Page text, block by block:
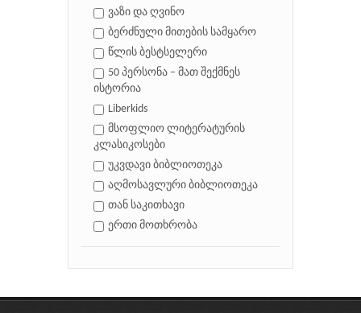
ვაზი და ღვინო
ბერძნული მითების სამყარო
წლის ბესტსელერი
50 პერსონა – მათ შექმნეს
ისტორია
Liberkids
მსოფლიო ლიტერატურის
კლასიკოსები
უკვდავი ბიბლიოთეკა
აღმოსავლური ბიბლიოთეკა
თან საკითხავი
ერთი მოთხრობა